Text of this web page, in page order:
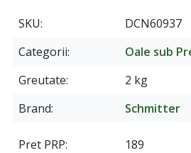
SKU
DCN60937
Categorii
Oale sub
Greutate
2 kg
Brand
Schmitter
Pret PRP 189